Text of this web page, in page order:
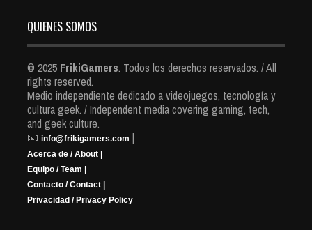
QUIENES SOMOS
© 2025 FrikiGamers. Todos los derechos reservados. / All
rights reserved.
Medio independiente dedicado a videojuegos, tecnología y
cultura geek. / Independent media covering gaming, tech,
and geek culture.
📧 info@frikigamers.com |
Acerca de / About |
Equipo / Team |
Contacto / Contact |
Privacidad / Privacy Policy